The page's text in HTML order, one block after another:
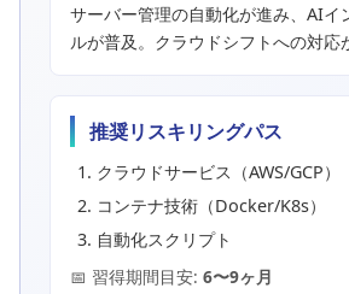
サーバー管理の自動化が進み、AIイ
ルが普及。クラウドシフトへの対応
推奨リスキリングパス
クラウドサービス（AWS/GCP）
コンテナ技術（Docker/K8s）
自動化スクリプト
📅 習得期間目安: 6〜9ヶ月